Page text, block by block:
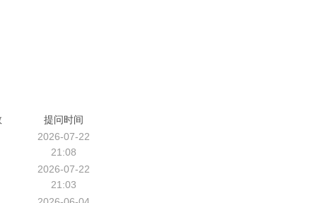
提问时间
2026-07-22
21:08
2026-07-22
21:03